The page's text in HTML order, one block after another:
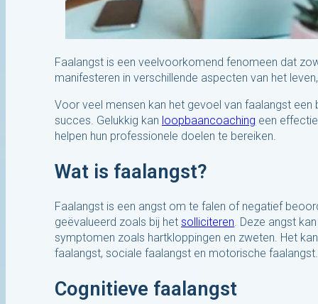
Faalangst is een veelvoorkomend fenomeen dat
manifesteren in verschillende aspecten van het
Voor veel mensen kan het gevoel van faalangst
succes. Gelukkig kan loopbaancoaching een
helpen hun professionele doelen te bereiken.
Wat is faalangst?
Faalangst is een angst om te falen of negatief
geëvalueerd zoals bij hetsolliciteren. Deze angst
symptomen zoals hartkloppingen en zweten. Het
faalangst, sociale faalangst en motorische faalangst.
Cognitieve faalangst